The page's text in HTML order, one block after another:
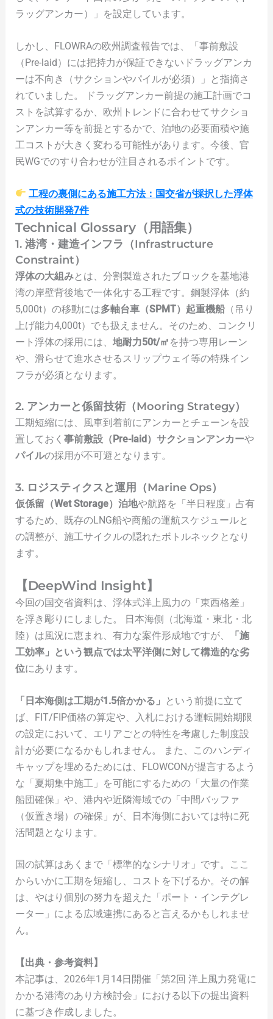
ラッグアンカー）」を設定しています。
しかし、FLOWRAの欧州調査報告では、「事前敷設
（Pre-laid）には把持力が保証できないドラッグアンカ
ーは不向き（サクションやパイルが必須）」と指摘さ
れていました。 ドラッグアンカー前提の施工計画でコ
ストを試算するか、欧州トレンドに合わせてサクショ
ンアンカー等を前提とするかで、泊地の必要面積や施
工コストが大きく変わる可能性があります。今後、官
民WGでのすり合わせが注目されるポイントです。
工程の裏側にある施工方法：国交省が採択した浮体
式の技術開発7件
Technical Glossary（用語集）
1. 港湾・建造インフラ（Infrastructure
Constraint）
浮体の大組みとは、分割製造されたブロックを基地港
湾の岸壁背後地で一体化する工程です。鋼製浮体（約
5,000t）の移動には多軸台車（SPMT） 起重機船（吊り
上げ能力4,000t）でも扱えません。そのため、コンクリ
ート浮体の採用には、 地耐力50t/㎡ を持つ専用レーン
や、滑らせて進水させるスリップウェイ等の特殊イン
フラが必須となります。
2. アンカーと係留技術（Mooring Strategy）
工期短縮には、風車到着前にアンカーとチェーンを設
置しておく 事前敷設（Pre-laid）サクションアンカーや
パイルの採用が不可避となります。
3. ロジスティクスと運用（Marine Ops）
仮係留（Wet Storage）泊地や航路を「半日程度」占有
するため、既存のLNG船や商船の運航スケジュールと
の調整が、施工サイクルの隠れたボトルネックとなり
ます。
【DeepWind Insight】
今回の国交省資料は、浮体式洋上風力の「東西格差」
を浮き彫りにしました。 日本海側（北海道・東北・北
陸）は風況に恵まれ、有力な案件形成地ですが、
「施
工効率」という観点では太平洋側に対して構造的な劣
位にあります。
「日本海側は工期が1.5倍かかる」
という前提に立て
ば、FIT/FIP価格の算定や、入札における運転開始期限
の設定において、エリアごとの特性を考慮した制度設
計が必要になるかもしれません。 また、このハンディ
キャップを埋めるためには、FLOWCONが提言するよう
な「夏期集中施工」を可能にするための「大量の作業
船団確保」や、港内や近隣海域での「中間バッファ
（仮置き場）の確保」が、日本海側においては特に死
活問題となります。
国の試算はあくまで「標準的なシナリオ」です。ここ
からいかに工期を短縮し、コストを下げるか。その解
は、やはり個別の努力を超えた「ポート・インテグレ
ーター」による広域連携にあると言えるかもしれませ
ん。
【出典・参考資料】
本記事は、2026年1月14日開催「第2回 洋上風力発電に
かかる港湾のあり方検討会」における以下の提出資料
に基づき作成しました。